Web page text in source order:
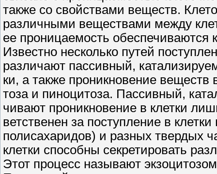
также со свойствами веществ.
различными веществами между
ее проницаемость обеспечиваются
Известно несколько путей
различают пассивный,
ки, а также проникновение веществ
тоза и пиноцитоза. Пассивный,
чивают проникновение в клетки
ветственен за поступление в
полисахаридов) и разных твердых
клетки способны секретировать
Этот процесс называют